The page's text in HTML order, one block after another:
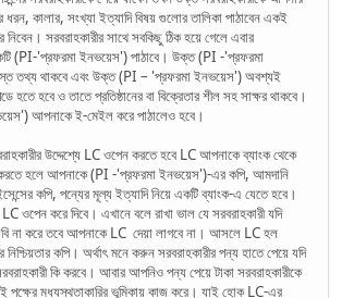
কালার, সংখ্যা ইত্যাদি বিষয় গুলোর তালিকা পাঠাবেন একই
সরবরাহকারীর সাথে সবকিছু ঠিক হয়ে গেলে এবার
(PI-'প্রফরমা ইনভয়েস') পাঠাবে। উক্ত (PI -'প্রফরমা
তথ্য থাকবে এবং উক্ত (PI – 'প্রফরমা ইনভয়েস') অবশ্যই
হতে হবে ও তাতে প্রতিষ্ঠানের বা বিক্রেতার শীল সহ সাক্ষর থাকবে।
আপনাকে ই-মেইল করে পাঠালেও হবে।
উদ্দেশ্যে LC ওপেন করতে হবে LC আপনাকে ব্যাংক থেকে
হলে আপনাকে (PI -'প্রফরমা ইনভয়েস')-এর কপি, আমদানি
কপি, পন্যের মূল্য ইত্যাদি নিয়ে একটি ব্যাংক-এ যেতে হবে।
ওপেন করে দিবে। এখানে বলে রাখা ভাল যে সরবরাহকারী যদি
না করে তবে আপনাকে LC দেয়া লাগবে না। আসলে LC হল
নিশ্চিয়তার কপি। অর্থাৎ মনে করুন সরবরাহকারীর পন্য হাতে পেয়ে যদি
কি করবে। আবার আপনিও পন্য পেয়ে টাকা সরবরাহকারীকে
পক্ষের মধ্যস্থতাকারির ভূমিকায় কাজ করে। যাই হোক LC-এর